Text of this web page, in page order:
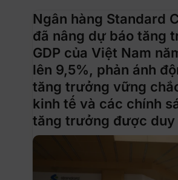
Ngân hàng Standard
đã nâng dự báo tăng
GDP của Việt Nam
lên 9,5%, phản ánh
tăng trưởng vững
kinh tế và các chính
tăng trưởng được duy